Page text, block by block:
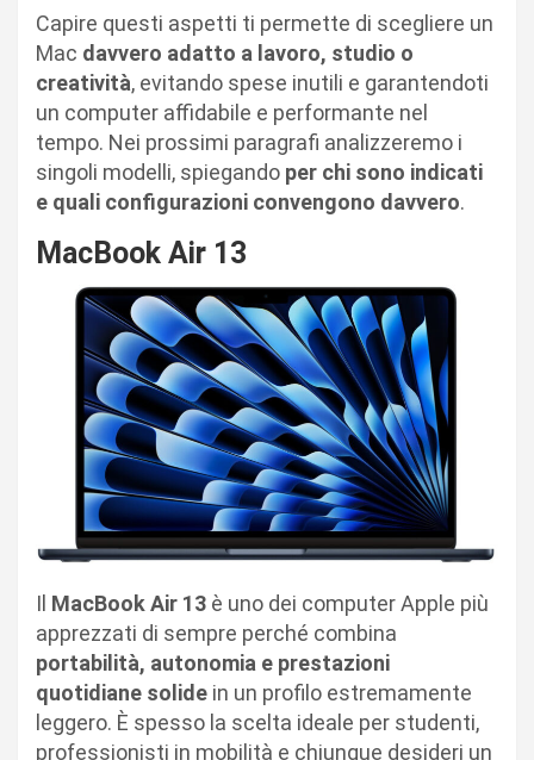
Capire questi aspetti ti permette di scegliere un
Mac davvero adatto a lavoro, studio o
creatività, evitando spese inutili e garantendoti
un computer affidabile e performante nel
tempo. Nei prossimi paragrafi analizzeremo i
singoli modelli, spiegando per chi sono indicati
e quali configurazioni convengono davvero.
MacBook Air 13
Il MacBook Air 13 è uno dei computer Apple più
apprezzati di sempre perché combina
portabilità, autonomia e prestazioni
quotidiane solide in un profilo estremamente
leggero. È spesso la scelta ideale per studenti,
professionisti in mobilità e chiunque desideri un